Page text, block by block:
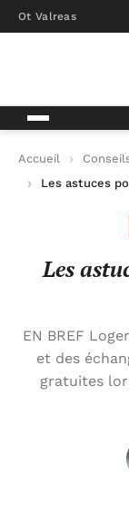
Ot Valreas
Accueil
Les astuces
Les
EN BREF
et des
gratuites